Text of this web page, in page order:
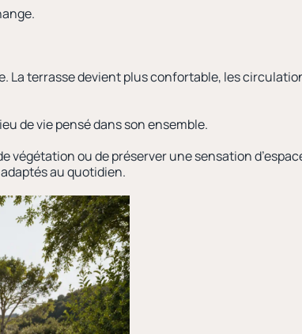
La terrasse devient plus confortable, les
de vie pensé dans son ensemble.
ou de préserver une sensation
au quotidien.